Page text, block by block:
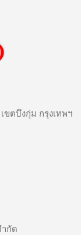
ขตบึงกุ่ม กรุงเทพฯ
ำกัด